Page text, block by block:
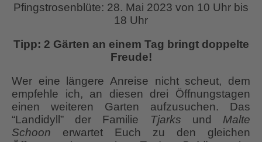
Pfingstrosenblüte: 28. Mai 2023 von 10 Uhr bis
18 Uhr
Tipp: 2 Gärten an einem Tag bringt doppelte
Freude!
Wer eine längere Anreise nicht scheut, dem
empfehle ich, an diesen drei Öffnungstagen
einen weiteren Garten aufzusuchen. Das
“Landidyll” der Familie
Tjarks und Malte
Schoon erwartet Euch zu den gleichen